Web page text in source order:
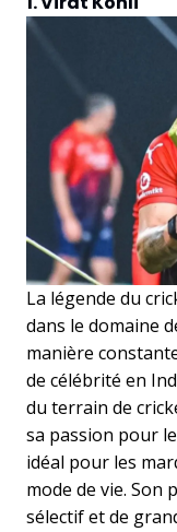
La légende du
dans le domaine
manière
de célébrité en
du terrain de
sa passion pour
idéal pour les
mode de vie.
sélectif et de